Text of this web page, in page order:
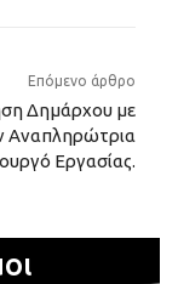
Επόμενο άρθρο
Δημάρχου με
Αναπληρώτρια
Εργασίας.